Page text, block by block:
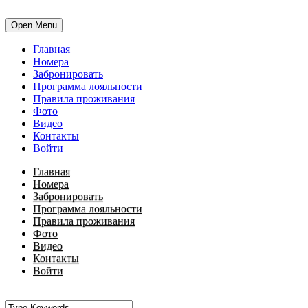
Open Menu
Главная
Номера
Забронировать
Программа лояльности
Правила проживания
Фото
Видео
Контакты
Войти
Главная
Номера
Забронировать
Программа лояльности
Правила проживания
Фото
Видео
Контакты
Войти